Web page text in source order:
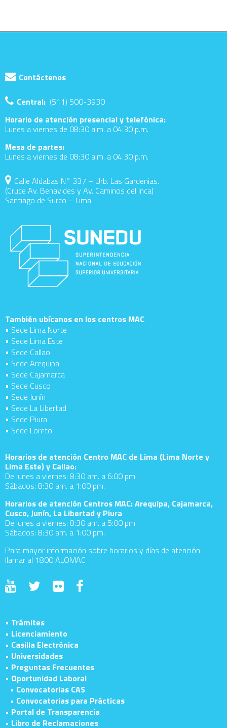
Contáctenos
Central: (511) 500-3930
Horario de atención presencial y telefónica:
Lunes a viernes de 08:30 a.m. a 04:30 p.m.
Mesa de partes:
Lunes a viernes de 08:30 a.m. a 04:30 p.m.
Calle Aldabas N° 337 – Urb. Las Gardenias.
(Cruce Av. Benavides y Av. Caminos del Inca)
Santiago de Surco – Lima
También ubícanos en los centros MAC
• Sede Lima Norte
• Sede Lima Este
• Sede Callao
• Sede Arequipa
• Sede Cajamarca
• Sede Cusco
• Sede Junín
• Sede La Libertad
• Sede Piura
• Sede Loreto
Horarios de atención Centro MAC de Lima (Lima Norte y
Lima Este) y Callao:
De lunes a viernes: 8:30 am. a 6:00 pm.
Sábados: 8:30 am. a 1:00 pm.
Horarios de atención Centros MAC: Arequipa, Cajamarca,
Cusco, Junín, La Libertad y Piura
De lunes a viernes: 8:30 am. a 5:00 pm.
Sábados: 8:30 am. a 1:00 pm.
Para mayor información sobre horarios y días de atención
llamar al 1800 ALOMAC
• Trámites
• Licenciamiento
• Casilla Electrónica
• Universidades
• Preguntas Frecuentes
• Oportunidad Laboral
• Convocatorias CAS
• Convocatorias para Prácticas
• Portal de Transparencia
• Libro de Reclamaciones